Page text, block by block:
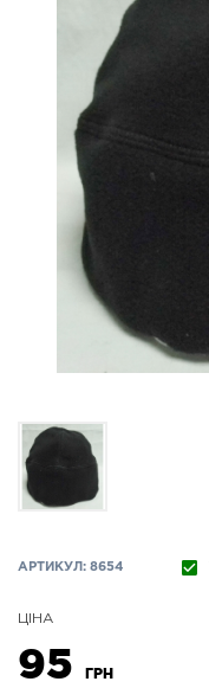
АРТИКУЛ: 8654
ЦІНА
95 ГРН